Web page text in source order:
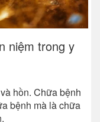
niệm trong y
hồn. Chữa bệnh
bệnh mà là chữa